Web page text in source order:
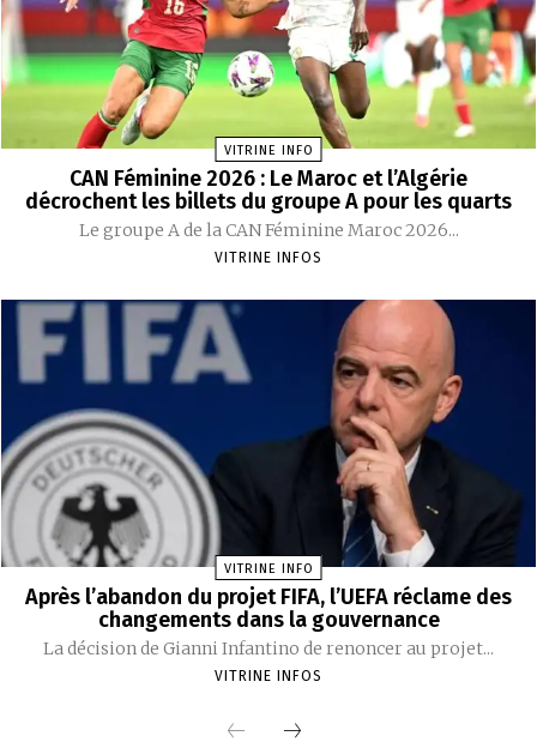
VITRINE INFO
CAN Féminine 2026 : Le Maroc et l’Algérie
décrochent les billets du groupe A pour les quarts
Le groupe A de la CAN Féminine Maroc 2026...
VITRINE INFOS
VITRINE INFO
Après l’abandon du projet FIFA, l’UEFA réclame des
changements dans la gouvernance
La décision de Gianni Infantino de renoncer au projet...
VITRINE INFOS